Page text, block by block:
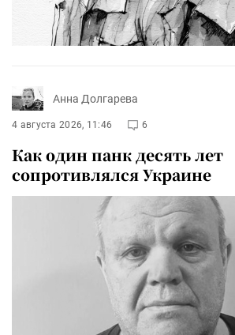
Анна Долгарева
4 августа 2026, 11:46 6
Как один панк десять лет
сопротивлялся Украине